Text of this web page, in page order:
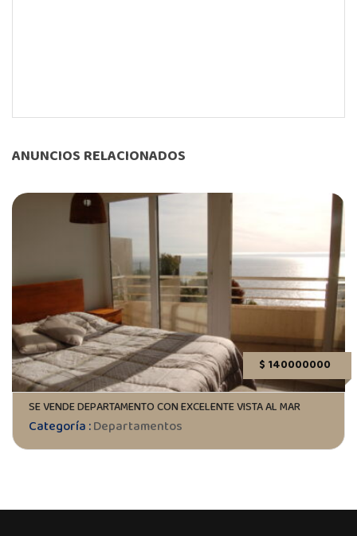
ANUNCIOS RELACIONADOS
$ 140000000
SE VENDE DEPARTAMENTO CON EXCELENTE VISTA AL MAR
Categoría :Departamentos